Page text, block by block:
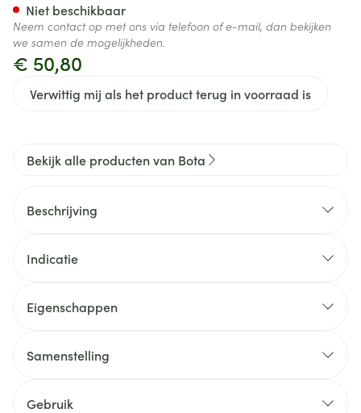
€ 50,80
Verwittig mij als het product terug in voorraad is
Niet beschikbaar
Neem contact op met ons via telefoon of e-mail, dan bekijken
we samen de mogelijkheden.
Bekijk alle producten van Bota
Beschrijving
Indicatie
Eigenschappen
Samenstelling
Gebruik